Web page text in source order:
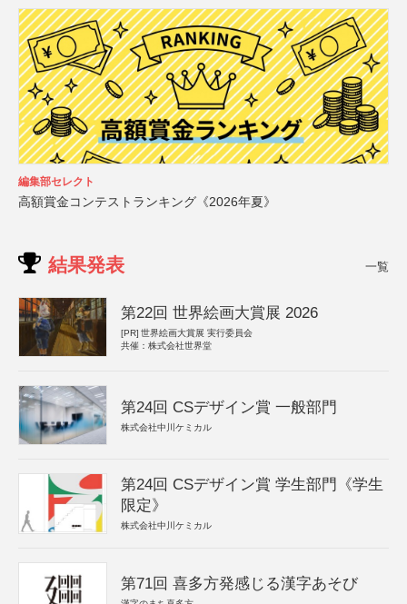
編集部セレクト
高額賞金コンテストランキング《2026年夏》
結果発表 一覧
第22回 世界絵画大賞展 2026
[PR] 世界絵画大賞展 実行委員会
共催：株式会社世界堂
第24回 CSデザイン賞 一般部門
株式会社中川ケミカル
第24回 CSデザイン賞 学生部門《学生
限定》
株式会社中川ケミカル
第71回 喜多方発感じる漢字あそび